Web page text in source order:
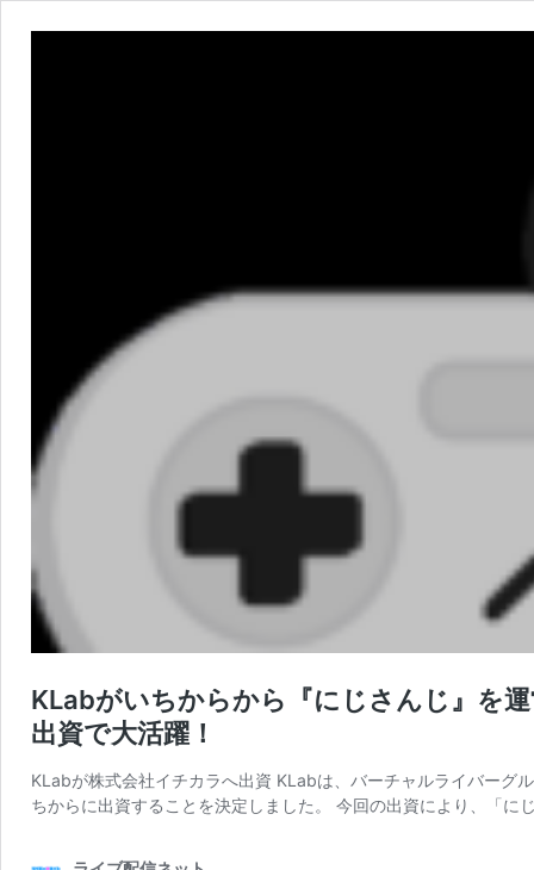
KLabがいちからから『にじさんじ』を
出資で大活躍！
KLabが株式会社イチカラへ出資 KLabは、バーチャルライバーグ
ちからに出資することを決定しました。 今回の出資により、「